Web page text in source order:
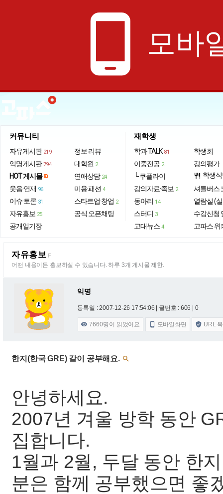
phone_android 모바
커뮤니티
자유게시판 219
익명게시판 794
HOT 게시물
웃음·연재 96
이슈·토론 31
자유홍보 25
공개일기장
정보·리뷰
대학원 2
연애상담 24
미용·패션 4
스타트업·창업 2
공식 오픈채팅
재학생
학과 TALK 81
이중전공 2
└ 쿠플라이
강의자료·족보 2
동아리 14
스터디 3
고대뉴스 4
학생회
강의평가
restaurant 학생
셔틀버스
열람실 (
수강신청
고파스 위
자유홍보 F
어떤 내용이든 홍보하실 수 있습니다. 하루 3개 게시물 제한.
익명
등록일 : 2007-12-26 17:54:06 | 글번호 : 606 | 0
 7660명이 읽었어요  모바일화면  URL
한지(한국 GRE) 같이 공부해요. 
안녕하세요.
2007년 겨울 방학 동안
집합니다.
1월과 2월, 두달 동안 한
분은 함께 공부했으면 좋